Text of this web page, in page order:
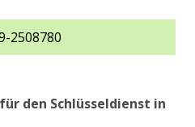
2508780
den Schlüsseldienst in